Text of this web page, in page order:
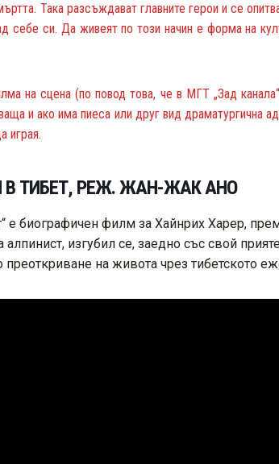
Така разсъждават главните герои и се
себе си. Да живеят по този начин е форма на
на сцена (по повод това, че в МГТ „Зад
и ако има пиеса или друг вид драматургична
играя.
В ТИБЕТ, РЕЖ. ЖАН-ЖАК АНО
е биографичен филм за Хайнрих Харер,
алпинист, изгубил се, заедно със свой
преоткриване на живота чрез тибетското